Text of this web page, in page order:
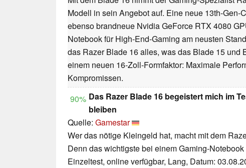
Modell in sein Angebot auf. Eine neue 13th-Gen-
ebenso brandneue Nvidia GeForce RTX 4080
Notebook für High-End-Gaming am neusten
das Razer Blade 16 alles, was das Blade 15 und
einem neuen 16-Zoll-Formfaktor: Maximale
Kompromissen.
90% Das Razer Blade 16 begeistert mich im
bleiben
Quelle: Gamestar
Wer das nötige Kleingeld hat, macht mit dem
Denn das wichtigste bei einem Gaming-
Einzeltest, online verfügbar, Lang, Datum: